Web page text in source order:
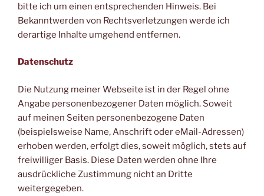
bitte ich um einen entsprechenden Hinweis. Bei
Bekanntwerden von Rechtsverletzungen werde ich
derartige Inhalte umgehend entfernen.
Datenschutz
Die Nutzung meiner Webseite ist in der Regel ohne
Angabe personenbezogener Daten möglich. Soweit
auf meinen Seiten personenbezogene Daten
(beispielsweise Name, Anschrift oder eMail-Adressen)
erhoben werden, erfolgt dies, soweit möglich, stets auf
freiwilliger Basis. Diese Daten werden ohne Ihre
ausdrückliche Zustimmung nicht an Dritte
weitergegeben.